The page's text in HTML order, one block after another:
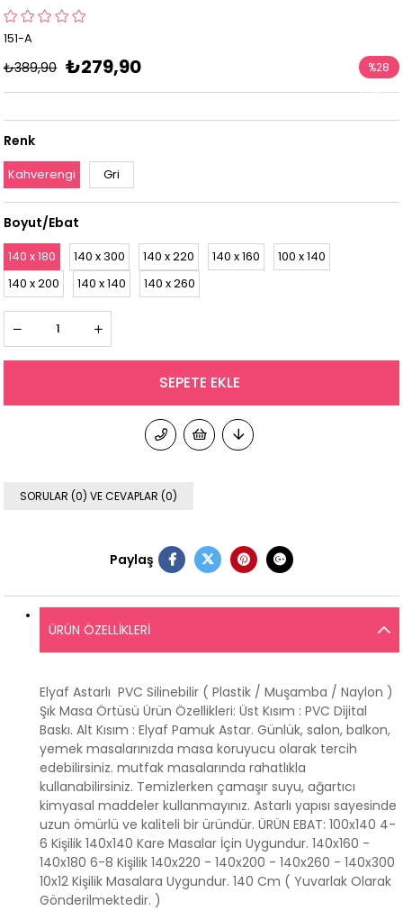
151-A
₺389,90 ₺279,90 %28
İndirim
Renk
Kahverengi Gri
Boyut/Ebat
140 x 180 140 x 300 140 x 220 140 x 160
100 x 140
140 x 200
140 x 140 140 x 260
SORULAR (0) VE CEVAPLAR (0)
Paylaş
ÜRÜN ÖZELLIKLERI
Elyaf Astarlı PVC Silinebilir ( Plastik / Muşamba / Naylon )
Şık Masa Örtüsü Ürün Özellikleri: Üst Kısım : PVC Dijital
Baskı. Alt Kısım : Elyaf Pamuk Astar. Günlük, salon, balkon,
yemek masalarınızda masa koruyucu olarak tercih
edebilirsiniz. mutfak masalarında rahatlıkla
kullanabilirsiniz. Temizlerken çamaşır suyu, ağartıcı
kimyasal maddeler kullanmayınız. Astarlı yapısı sayesinde
uzun ömürlü ve kaliteli bir üründür. ÜRÜN EBAT: 100x140 4-
6 Kişilik 140x140 Kare Masalar İçin Uygundur. 140x160 -
140x180 6-8 Kişilik 140x220 - 140x200 - 140x260 - 140x300
10x12 Kişilik Masalara Uygundur. 140 Cm ( Yuvarlak Olarak
Gönderilmektedir. )